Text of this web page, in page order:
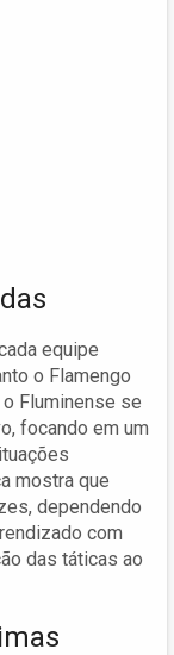
equipe
o Flamengo
Fluminense se
focando em um
mostra que
dependendo
com
das táticas ao